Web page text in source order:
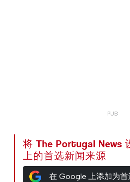
将 The Portugal News
上的首选新闻来源
在 Google 上添加为首